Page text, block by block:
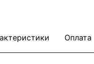
Оплата